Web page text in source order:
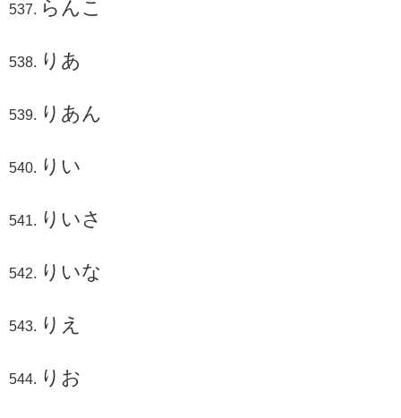
らんこ
りあ
りあん
りい
りいさ
りいな
りえ
りお